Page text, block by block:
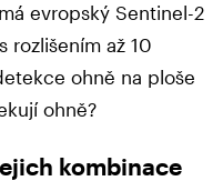
evropský Sentinel-2
rozlišením až 10
ohně na ploše
ohně?
kombinace